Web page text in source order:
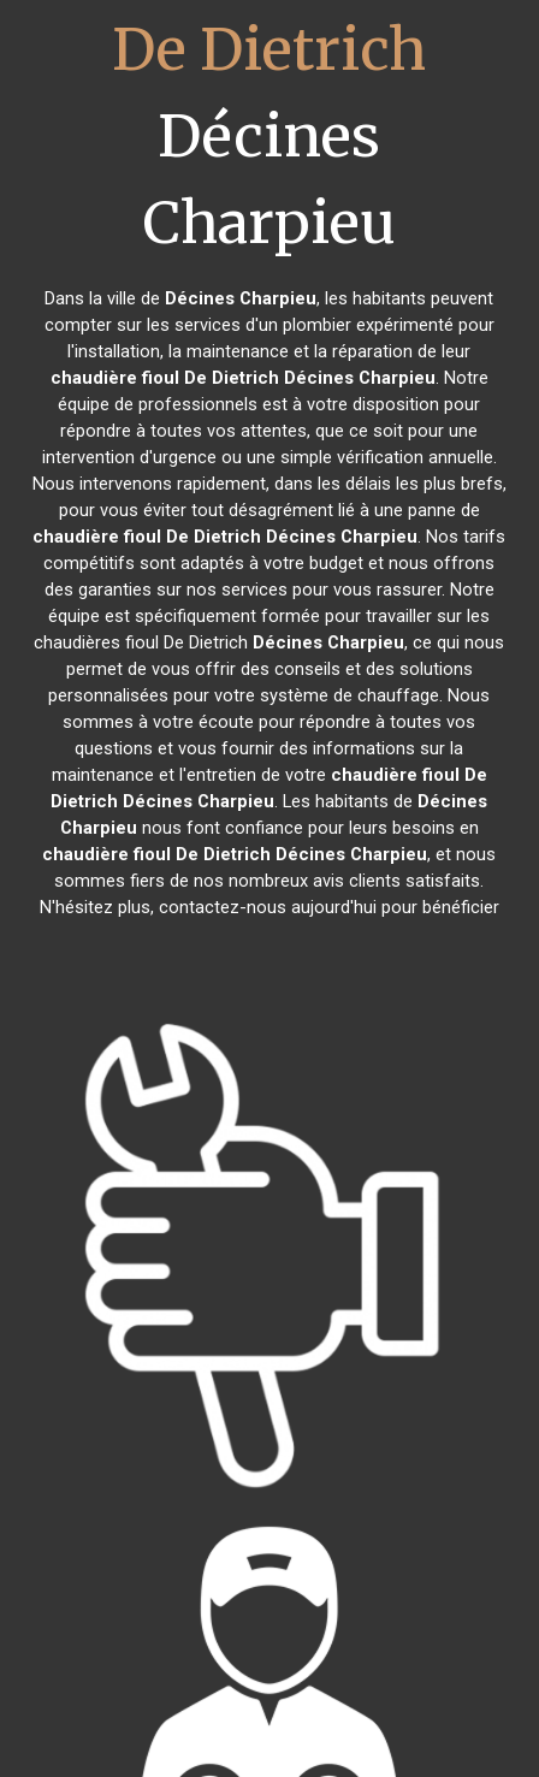
De Dietrich
Décines
Charpieu
Dans la ville de Décines Charpieu, les habitants peuvent
compter sur les services d'un plombier expérimenté pour
l'installation, la maintenance et la réparation de leur
chaudière fioul De Dietrich Décines Charpieu. Notre
équipe de professionnels est à votre disposition pour
répondre à toutes vos attentes, que ce soit pour une
intervention d'urgence ou une simple vérification annuelle.
Nous intervenons rapidement, dans les délais les plus brefs,
pour vous éviter tout désagrément lié à une panne de
chaudière fioul De Dietrich Décines Charpieu. Nos tarifs
compétitifs sont adaptés à votre budget et nous offrons
des garanties sur nos services pour vous rassurer. Notre
équipe est spécifiquement formée pour travailler sur les
chaudières fioul De Dietrich Décines Charpieu, ce qui nous
permet de vous offrir des conseils et des solutions
personnalisées pour votre système de chauffage. Nous
sommes à votre écoute pour répondre à toutes vos
questions et vous fournir des informations sur la
maintenance et l'entretien de votre chaudière fioul De
Dietrich Décines Charpieu. Les habitants de Décines
Charpieu nous font confiance pour leurs besoins en
chaudière fioul De Dietrich Décines Charpieu, et nous
sommes fiers de nos nombreux avis clients satisfaits.
N'hésitez plus, contactez-nous aujourd'hui pour bénéficier